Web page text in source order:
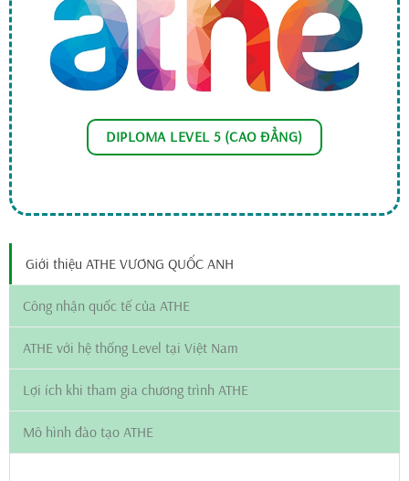
DIPLOMA LEVEL 5 (CAO ĐẲNG)
Giới thiệu ATHE VƯƠNG QUỐC ANH
Công nhận quốc tế của ATHE
ATHE với hệ thống Level tại Việt Nam
Lợi ích khi tham gia chương trình ATHE
Mô hình đào tạo ATHE